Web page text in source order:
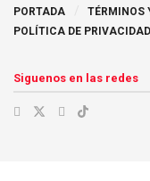
PORTADA
TÉRMINOS
POLÍTICA DE PRIVACIDAD
Siguenos en las redes